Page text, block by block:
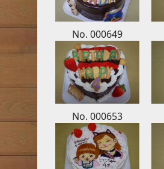
No. 000649
No. 000653